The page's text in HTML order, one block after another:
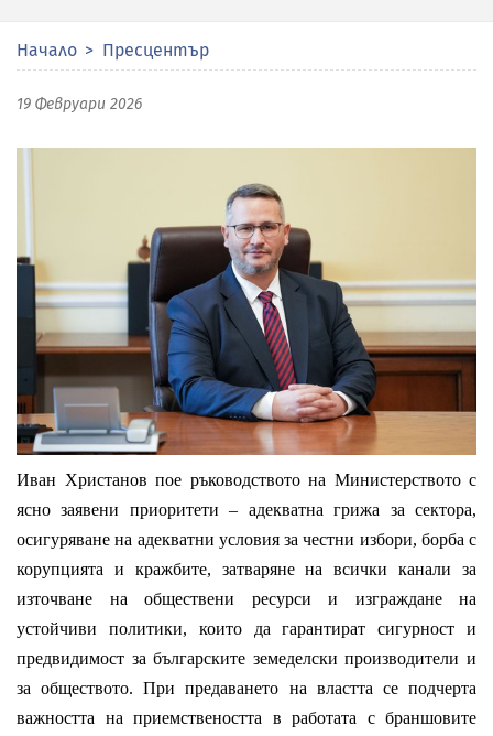
Начало Пресцентър
19 Февруари 2026
Иван Христанов пое ръководството на Министерството с
ясно заявени приоритети – адекватна грижа за сектора,
осигуряване на адекватни условия за честни избори, борба с
корупцията и кражбите, затваряне на всички канали за
източване на обществени ресурси и изграждане на
устойчиви политики, които да гарантират сигурност и
предвидимост за българските земеделски производители и
за обществото. При предаването на властта се подчерта
важността на приемствеността в работата с браншовите